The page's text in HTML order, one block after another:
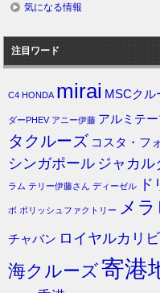
気になる情報
注目ワード
C4 HONDA mirai MSCクル
ダーPHEV アニー伊藤 アルミテ
タクルーズ コスタ・フ
シンガポール ジャカル
ラム テリー伊藤さん ディーゼル
ボ ポリッシュファクトリー メ
チャバン ロイヤルカリ
海クルーズ寄港